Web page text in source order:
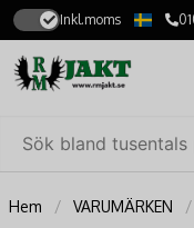
Inkl.moms
Hem VARUMÄRKEN